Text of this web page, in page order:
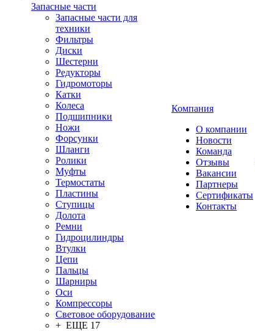
Запасные части
Запасные части для
техники
Фильтры
Диски
Шестерни
Редукторы
Гидромоторы
Катки
Колеса
Подшипники
Ножи
Форсунки
Шланги
Ролики
Муфты
Термостаты
Пластины
Ступицы
Долота
Ремни
Гидроцилиндры
Втулки
Цепи
Пальцы
Шарниры
Оси
Компрессоры
Световое оборудование
+ ЕЩЕ 17
Компания
О компании
Новости
Команда
Отзывы
Вакансии
Партнеры
Сертификаты
Контакты